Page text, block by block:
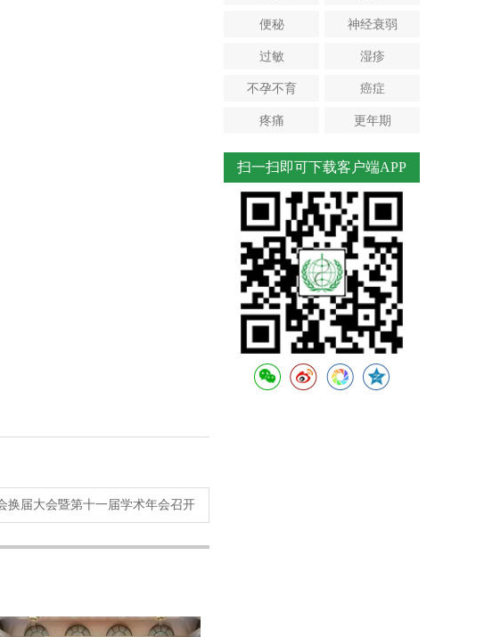
换届大会暨第十一届学术年会召开
便秘 神经衰弱
过敏 湿疹
不孕不育 癌症
疼痛 更年期
扫一扫即可下载客户端APP